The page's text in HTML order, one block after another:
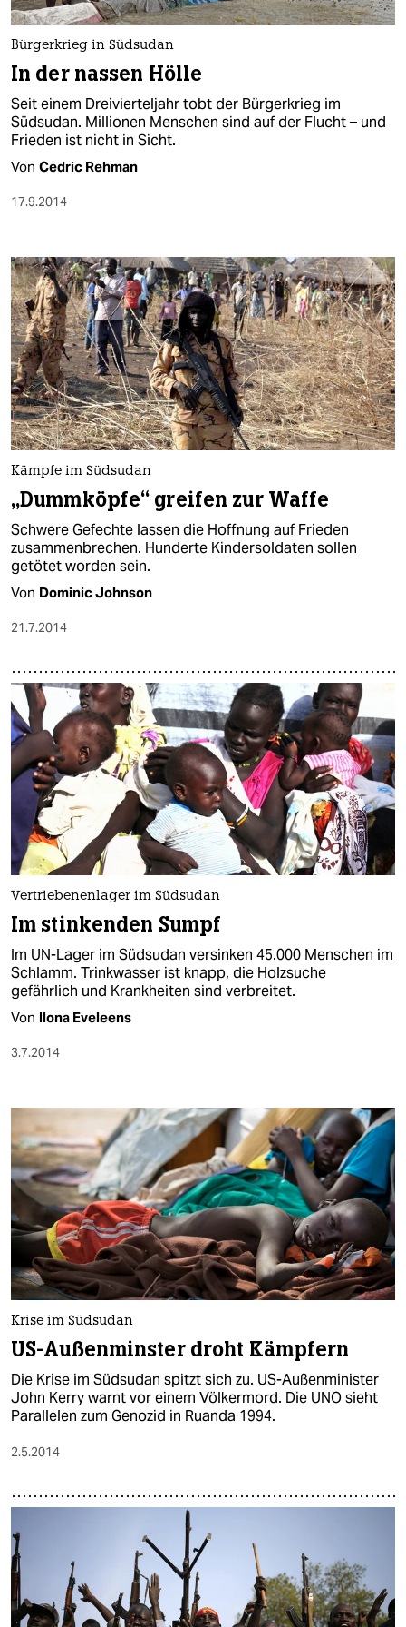
nord
wahrheit
verlag
verlag
veranstaltungen
fragen & hilfe
unterstützen
abo
genossenschaft
epaper login
Bürgerkrieg in Südsudan
In der nassen Hölle
Seit einem Dreivierteljahr tobt der Bürgerkrieg im
Südsudan. Millionen Menschen sind auf der Flucht – und
Frieden ist nicht in Sicht.
Von Cedric Rehman
17.9.2014
Kämpfe im Südsudan
„Dummköpfe“ greifen zur Waffe
Schwere Gefechte lassen die Hoffnung auf Frieden
zusammenbrechen. Hunderte Kindersoldaten sollen
getötet worden sein.
Von Dominic Johnson
21.7.2014
Vertriebenenlager im Südsudan
Im stinkenden Sumpf
Im UN-Lager im Südsudan versinken 45.000 Menschen im
Schlamm. Trinkwasser ist knapp, die Holzsuche
gefährlich und Krankheiten sind verbreitet.
Von Ilona Eveleens
3.7.2014
Krise im Südsudan
US-Außenminster droht Kämpfern
Die Krise im Südsudan spitzt sich zu. US-Außenminister
John Kerry warnt vor einem Völkermord. Die UNO sieht
Parallelen zum Genozid in Ruanda 1994.
2.5.2014